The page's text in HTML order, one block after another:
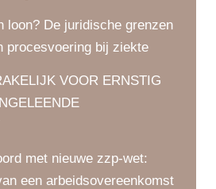
loon? De juridische grenzen
procesvoering bij ziekte
VOOR ERNSTIG
met nieuwe zzp-wet:
een arbeidsovereenkomst